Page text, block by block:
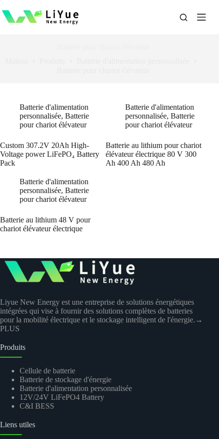
au
contenu
Batterie d'alimentation
personnalisée, Batterie
pour chariot élévateur
Custom 307.2V 20Ah High-
Voltage power LiFePO₄ Battery
Pack
Batterie d'alimentation
personnalisée, Batterie
pour chariot élévateur
Batterie au lithium pour chariot
élévateur électrique 80 V 300
Ah 400 Ah 480 Ah
Batterie d'alimentation
personnalisée, Batterie
pour chariot élévateur
Batterie au lithium 48 V pour
chariot élévateur électrique
Liyue New Energy est une entreprise de solutions énergétiques
intégrées qui vise à fournir des solutions complètes de batteries
pour la mobilité électrique et le stockage intelligent de l'énergie. →
PLUS
Produits
Cellule de batterie
Batterie de stockage d'énergie
Batterie d'alimentation personnalisée
12V/24V LiFePO4 Battery
C&I BESS
Liens utiles